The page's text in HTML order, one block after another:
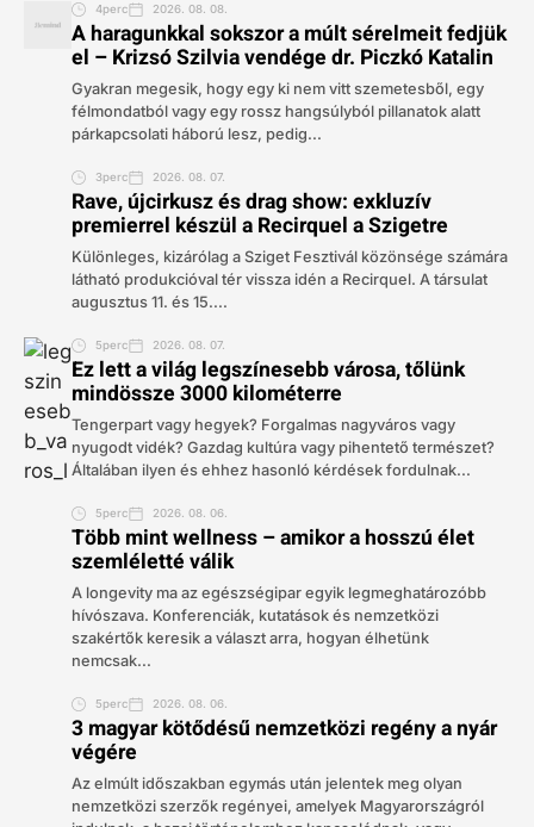
4perc 2026. 08. 08.
A haragunkkal sokszor a múlt sérelmeit fedjük
el – Krizsó Szilvia vendége dr. Piczkó Katalin
Gyakran megesik, hogy egy ki nem vitt szemetesből, egy
félmondatból vagy egy rossz hangsúlyból pillanatok alatt
párkapcsolati háború lesz, pedig...
3perc 2026. 08. 07.
Rave, újcirkusz és drag show: exkluzív
premierrel készül a Recirquel a Szigetre
Különleges, kizárólag a Sziget Fesztivál közönsége számára
látható produkcióval tér vissza idén a Recirquel. A társulat
augusztus 11. és 15....
5perc 2026. 08. 07.
Ez lett a világ legszínesebb városa, tőlünk
mindössze 3000 kilométerre
Tengerpart vagy hegyek? Forgalmas nagyváros vagy
nyugodt vidék? Gazdag kultúra vagy pihentető természet?
Általában ilyen és ehhez hasonló kérdések fordulnak...
5perc 2026. 08. 06.
Több mint wellness – amikor a hosszú élet
szemléletté válik
A longevity ma az egészségipar egyik legmeghatározóbb
hívószava. Konferenciák, kutatások és nemzetközi
szakértők keresik a választ arra, hogyan élhetünk
nemcsak...
5perc 2026. 08. 06.
3 magyar kötődésű nemzetközi regény a nyár
végére
Az elmúlt időszakban egymás után jelentek meg olyan
nemzetközi szerzők regényei, amelyek Magyarországról